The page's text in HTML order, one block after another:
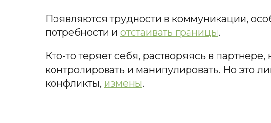
Появляются трудности в коммуникации,
потребности и отстаивать границы.
Кто-то теряет себя, растворяясь в
контролировать и манипулировать. Но это
конфликты, измены.